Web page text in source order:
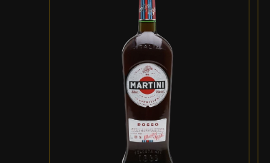
ADD TO CART / DETALLES